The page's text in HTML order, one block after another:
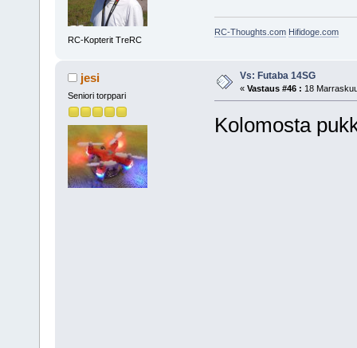
RC-Kopterit TreRC
RC-Thoughts.com Hifidoge.com
jesi
Seniori torppari
Vs: Futaba 14SG
« Vastaus #46 : 18
Kolomosta